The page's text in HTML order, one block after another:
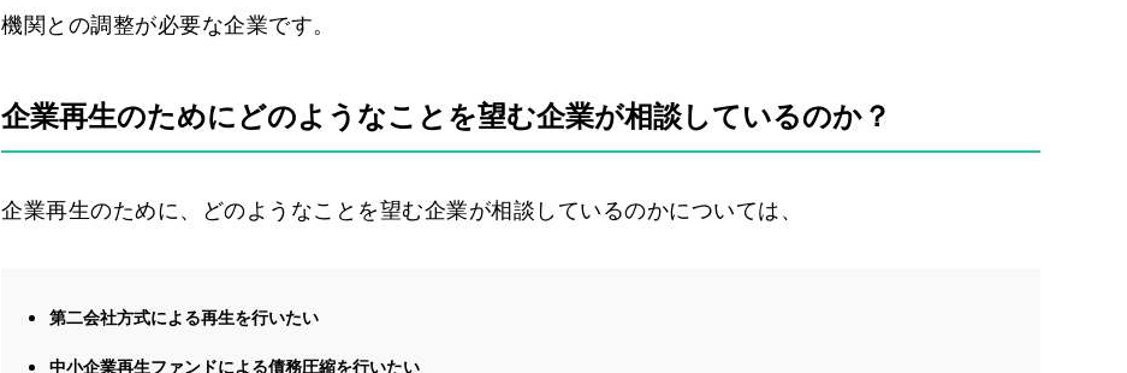
機関との調整が必要な企業です。
企業再生のためにどのようなことを望む企業が相談しているのか？
企業再生のために、どのようなことを望む企業が相談しているのかについては、
第二会社方式による再生を行いたい
中小企業再生ファンドによる債務圧縮を行いたい